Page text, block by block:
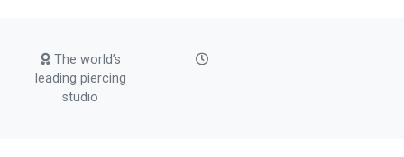
The world’s
leading piercing
studio